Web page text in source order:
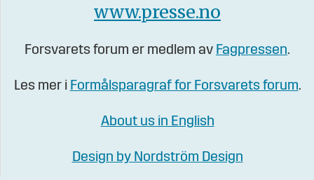
www.presse.no
Forsvarets forum er medlem av Fagpressen.
Les mer i Formålsparagraf for Forsvarets forum.
About us in English
Design by Nordström Design